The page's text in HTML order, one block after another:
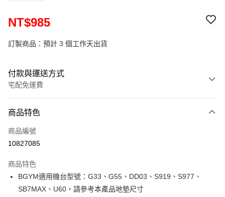
NT$985
訂製商品：預計 3 個工作天出貨
付款與運送方式
宅配免運費
信用卡一次付款
LINE Pay
街口支付
悠遊付
商品特色
商品編號
10827085
商品特色
BGYM適用機台型號：G33、G55、DD03、S919、S977、
SB7MAX、U60，請參考本產品地墊尺寸